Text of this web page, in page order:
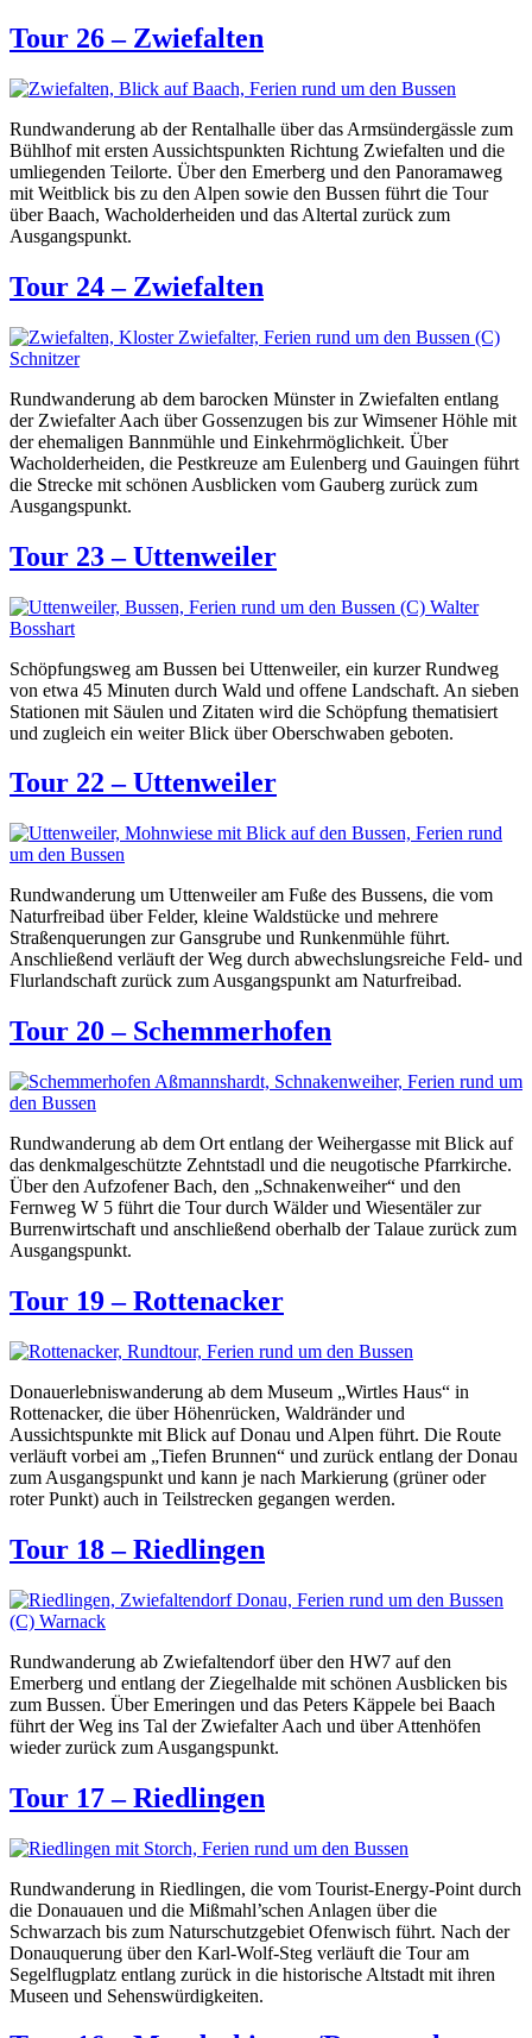
Tour 26 – Zwiefalten
Rundwanderung ab der Rentalhalle über das Armsündergässle zum
Bühlhof mit ersten Aussichtspunkten Richtung Zwiefalten und die
umliegenden Teilorte. Über den Emerberg und den Panoramaweg
mit Weitblick bis zu den Alpen sowie den Bussen führt die Tour
über Baach, Wacholderheiden und das Altertal zurück zum
Ausgangspunkt.
Tour 24 – Zwiefalten
Rundwanderung ab dem barocken Münster in Zwiefalten entlang
der Zwiefalter Aach über Gossenzugen bis zur Wimsener Höhle mit
der ehemaligen Bannmühle und Einkehrmöglichkeit. Über
Wacholderheiden, die Pestkreuze am Eulenberg und Gauingen führt
die Strecke mit schönen Ausblicken vom Gauberg zurück zum
Ausgangspunkt.
Tour 23 – Uttenweiler
Schöpfungsweg am Bussen bei Uttenweiler, ein kurzer Rundweg
von etwa 45 Minuten durch Wald und offene Landschaft. An sieben
Stationen mit Säulen und Zitaten wird die Schöpfung thematisiert
und zugleich ein weiter Blick über Oberschwaben geboten.
Tour 22 – Uttenweiler
Rundwanderung um Uttenweiler am Fuße des Bussens, die vom
Naturfreibad über Felder, kleine Waldstücke und mehrere
Straßenquerungen zur Gansgrube und Runkenmühle führt.
Anschließend verläuft der Weg durch abwechslungsreiche Feld- und
Flurlandschaft zurück zum Ausgangspunkt am Naturfreibad.
Tour 20 – Schemmerhofen
Rundwanderung ab dem Ort entlang der Weihergasse mit Blick auf
das denkmalgeschützte Zehntstadl und die neugotische Pfarrkirche.
Über den Aufzofener Bach, den „Schnakenweiher“ und den
Fernweg W 5 führt die Tour durch Wälder und Wiesentäler zur
Burrenwirtschaft und anschließend oberhalb der Talaue zurück zum
Ausgangspunkt.
Tour 19 – Rottenacker
Donauerlebniswanderung ab dem Museum „Wirtles Haus“ in
Rottenacker, die über Höhenrücken, Waldränder und
Aussichtspunkte mit Blick auf Donau und Alpen führt. Die Route
verläuft vorbei am „Tiefen Brunnen“ und zurück entlang der Donau
zum Ausgangspunkt und kann je nach Markierung (grüner oder
roter Punkt) auch in Teilstrecken gegangen werden.
Tour 18 – Riedlingen
Rundwanderung ab Zwiefaltendorf über den HW7 auf den
Emerberg und entlang der Ziegelhalde mit schönen Ausblicken bis
zum Bussen. Über Emeringen und das Peters Käppele bei Baach
führt der Weg ins Tal der Zwiefalter Aach und über Attenhöfen
wieder zurück zum Ausgangspunkt.
Tour 17 – Riedlingen
Rundwanderung in Riedlingen, die vom Tourist-Energy-Point durch
die Donauauen und die Mißmahl’schen Anlagen über die
Schwarzach bis zum Naturschutzgebiet Ofenwisch führt. Nach der
Donauquerung über den Karl-Wolf-Steg verläuft die Tour am
Segelflugplatz entlang zurück in die historische Altstadt mit ihren
Museen und Sehenswürdigkeiten.